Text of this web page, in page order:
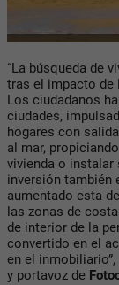
“La búsqueda de
tras el impacto de
Los ciudadanos
ciudades,
hogares con
al mar,
vivienda o instalar
inversión también
aumentado esta
las zonas de
de interior de la
convertido en el
en el
y portavoz de